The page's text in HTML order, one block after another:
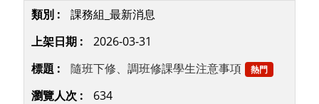
課務組_最新消息
2026-03-31
隨班下修、調班修課學生注意事項
熱門
634